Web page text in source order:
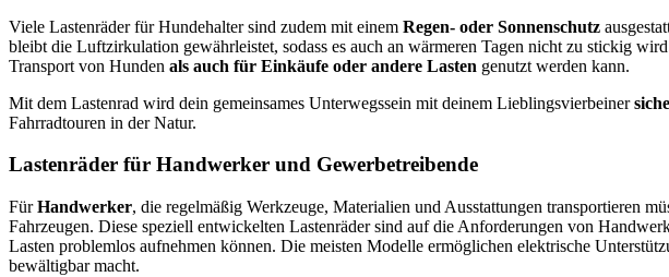
Viele Lastenräder für Hundehalter sind zudem mit einem Regen- oder Sonnenschutz
bleibt die Luftzirkulation gewährleistet, sodass es auch an wärmeren Tagen nicht zu stickig
Transport von Hunden als auch für Einkäufe oder andere Lasten genutzt werden kann.
Mit dem Lastenrad wird dein gemeinsames Unterwegssein mit deinem Lieblingsvierbeiner
Fahrradtouren in der Natur.
Lastenräder für Handwerker und Gewerbetreibende
FürHandwerker, die regelmäßig Werkzeuge, Materialien und Ausstattungen transportieren
Fahrzeugen. Diese speziell entwickelten Lastenräder sind auf die Anforderungen von
Lasten problemlos aufnehmen können. Die meisten Modelle ermöglichen elektrische
bewältigbar macht.